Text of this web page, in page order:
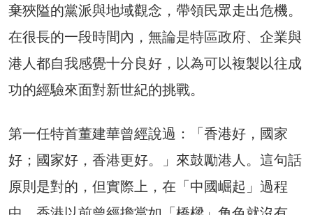
棄狹隘的黨派與地域觀念，帶領民眾走出危機。
在很長的一段時間內，無論是特區政府、企業與
港人都自我感覺十分良好，以為可以複製以往成
功的經驗來面對新世紀的挑戰。
第一任特首董建華曾經說過：「香港好，國家
好；國家好，香港更好。」來鼓勵港人。這句話
原則是對的，但實際上，在「中國崛起」過程